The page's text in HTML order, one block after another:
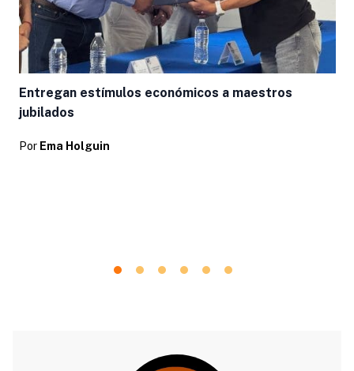
Entregan estímulos económicos a maestros
jubilados
Por Ema Holguin